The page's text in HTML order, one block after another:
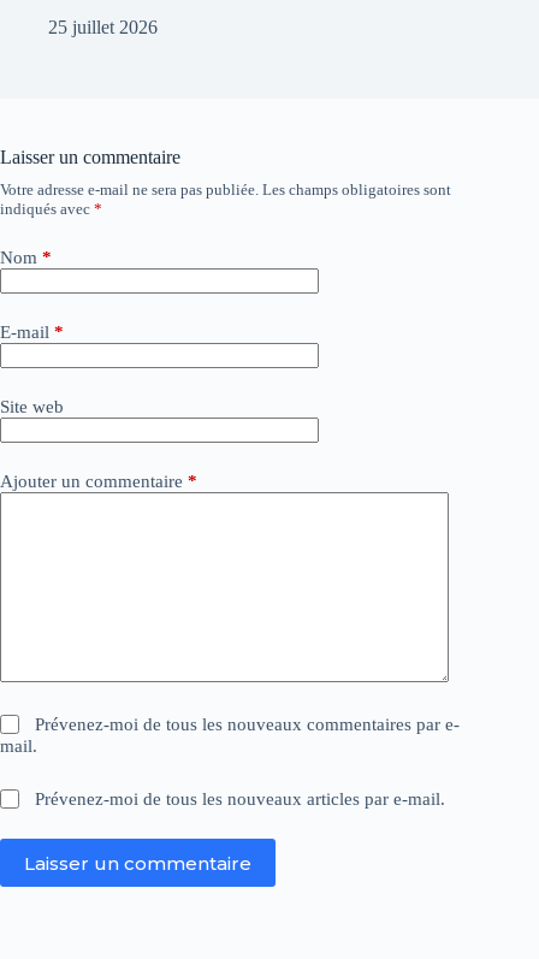
25 juillet 2026
Laisser un commentaire
Votre adresse e-mail ne sera pas publiée. Les champs obligatoires sont
indiqués avec *
Nom *
E-mail *
Site web
Ajouter un commentaire *
Prévenez-moi de tous les nouveaux commentaires par e-
mail.
Prévenez-moi de tous les nouveaux articles par e-mail.
Laisser un commentaire
A
l
e
n
t
i
e